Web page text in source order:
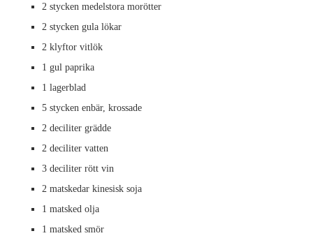
2 stycken medelstora morötter
2 stycken gula lökar
2 klyftor vitlök
1 gul paprika
1 lagerblad
5 stycken enbär, krossade
2 deciliter grädde
2 deciliter vatten
3 deciliter rött vin
2 matskedar kinesisk soja
1 matsked olja
1 matsked smör